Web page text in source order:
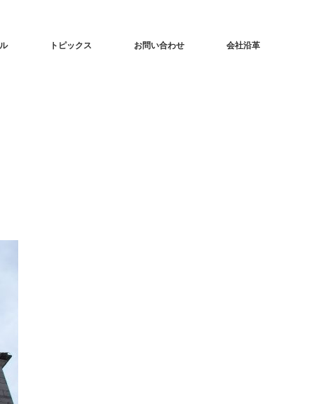
トピックス お問い合わせ 会社沿革